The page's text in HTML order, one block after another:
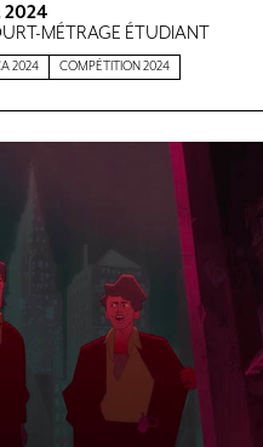
2024
MÉTRAGE ÉTUDIANT
2024 COMPÉTITION 2024